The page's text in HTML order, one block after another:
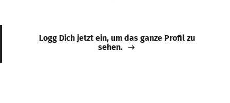
Logg Dich jetzt ein, um das ganze Profil zu
sehen.